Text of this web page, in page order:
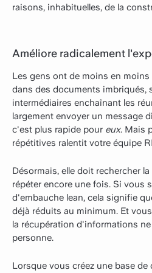
raisons, inhabituelles, de la
Améliore radicalement
Les gens ont de moins en
dans des documents imbriqués,
intermédiaires enchaînant les
largement envoyer un message
c'est plus rapide pour eux. Mais
répétitives ralentit votre équipe
Désormais, elle doit rechercher
répéter encore une fois. Si vous
d'embauche lean, cela signifie
déjà réduits au minimum. Et
la récupération d'informations
personne.
Lorsque vous créez une base